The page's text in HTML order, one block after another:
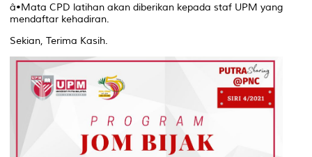
â­•Mata CPD latihan akan diberikan kepada staf UPM yang
mendaftar kehadiran.
Sekian, Terima Kasih.